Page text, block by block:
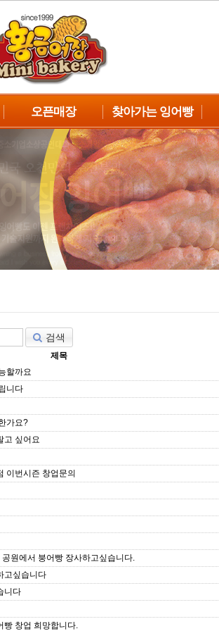
오픈매장
우수가맹점
점포입점
지역별연락처
찾아가는 잉어빵
붕어제작소
행사&이벤트
봉사활동
한국MC기계
검색
제목
할까요
니다
가요?
고 싶어요
이번시즌 창업문의
원에서 붕어빵 장사하고싶습니다.
고싶습니다
니다
빵 창업 희망합니다.